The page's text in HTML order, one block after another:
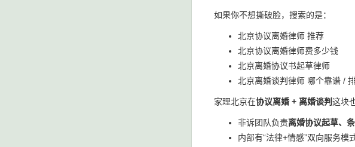
如果你不想撕破脸，搜索的是：
北京协议离婚律师 推荐
北京协议离婚律师费多少钱
北京离婚协议书起草律师
北京离婚谈判律师 哪个靠谱 /
家理北京在协议离婚 + 离婚谈判这块
非诉团队负责离婚协议起草、
内部有“法律+情感”双向服务